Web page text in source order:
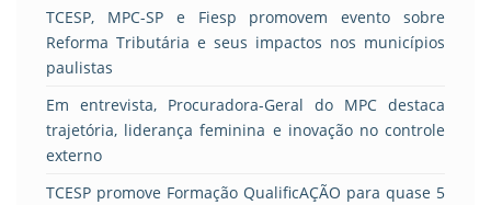
TCESP, MPC-SP e Fiesp promovem evento sobre
Reforma Tributária e seus impactos nos municípios
paulistas
Em entrevista, Procuradora-Geral do MPC destaca
trajetória, liderança feminina e inovação no controle
externo
TCESP promove Formação QualificAÇÃO para quase 5